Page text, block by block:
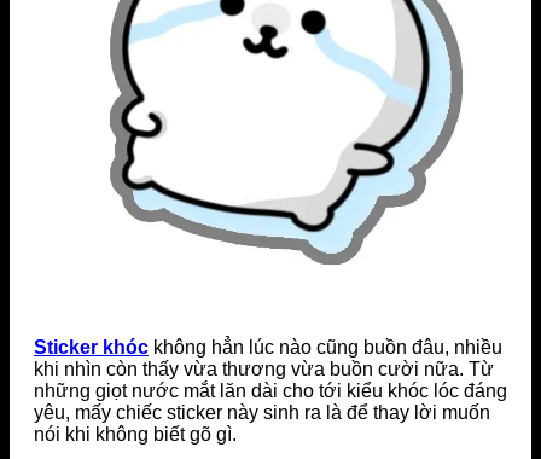
Sticker khóc không hẳn lúc nào cũng buồn đâu, nhiều
khi nhìn còn thấy vừa thương vừa buồn cười nữa. Từ
những giọt nước mắt lăn dài cho tới kiểu khóc lóc đáng
yêu, mấy chiếc sticker này sinh ra là để thay lời muốn
nói khi không biết gõ gì.